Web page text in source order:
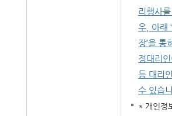
리행사
우, 아래
장’을 통
정대리
등 대리
수 있습
* 개인정